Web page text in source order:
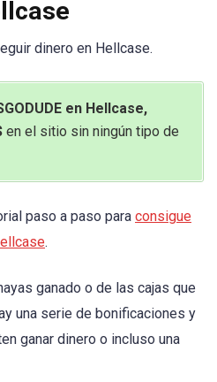
dinero en Hellcase.
en Hellcase,
en el sitio sin ningún tipo de
paso a paso para consigue
.
ganado o de las cajas que
una serie de bonificaciones y
ganar dinero o incluso una